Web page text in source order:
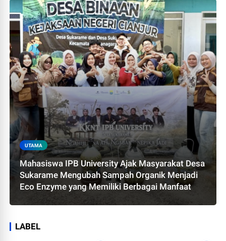
UTAMA
Mahasiswa IPB University Ajak Masyarakat Desa
Sukarame Mengubah Sampah Organik Menjadi
Eco Enzyme yang Memiliki Berbagai Manfaat
LABEL